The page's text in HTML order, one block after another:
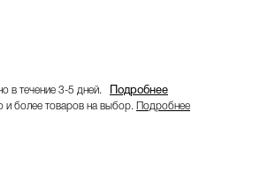
в течение 3-5 дней. Подробнее
более товаров на выбор. Подробнее